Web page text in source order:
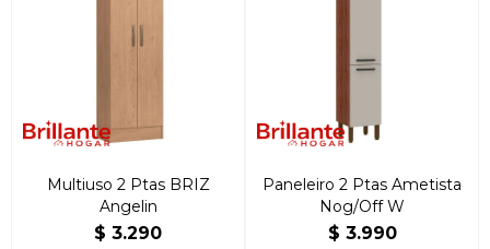
Multiuso 2 Ptas BRIZ
Angelin
$ 3.290
Paneleiro 2 Ptas Ametista
Nog/Off W
$ 3.990